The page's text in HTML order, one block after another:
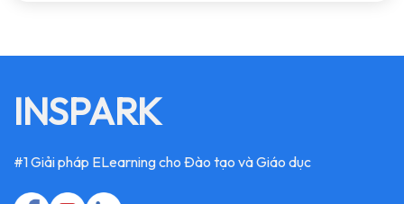
INSPARK
#1 Giải pháp ELearning cho Đào tạo và Giáo dục